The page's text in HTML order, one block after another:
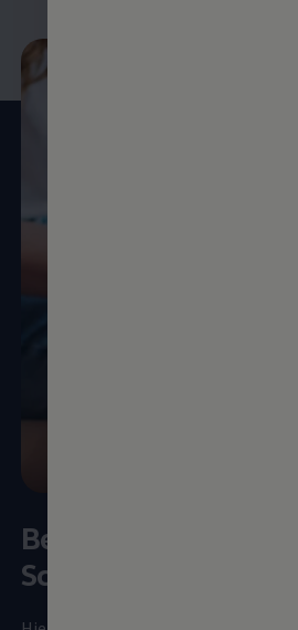
Bewirb dich hier in
Schritten online